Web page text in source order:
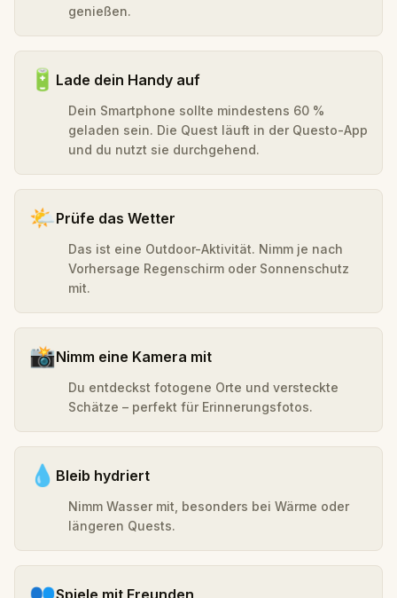
genießen.
🔋 Lade dein Handy auf
Dein Smartphone sollte mindestens 60 %
geladen sein. Die Quest läuft in der Questo-App
und du nutzt sie durchgehend.
🌤️Prüfe das Wetter
Das ist eine Outdoor-Aktivität. Nimm je nach
Vorhersage Regenschirm oder Sonnenschutz
mit.
📸Nimm eine Kamera mit
Du entdeckst fotogene Orte und versteckte
Schätze – perfekt für Erinnerungsfotos.
💧 Bleib hydriert
Nimm Wasser mit, besonders bei Wärme oder
längeren Quests.
Spiele mit Freunden